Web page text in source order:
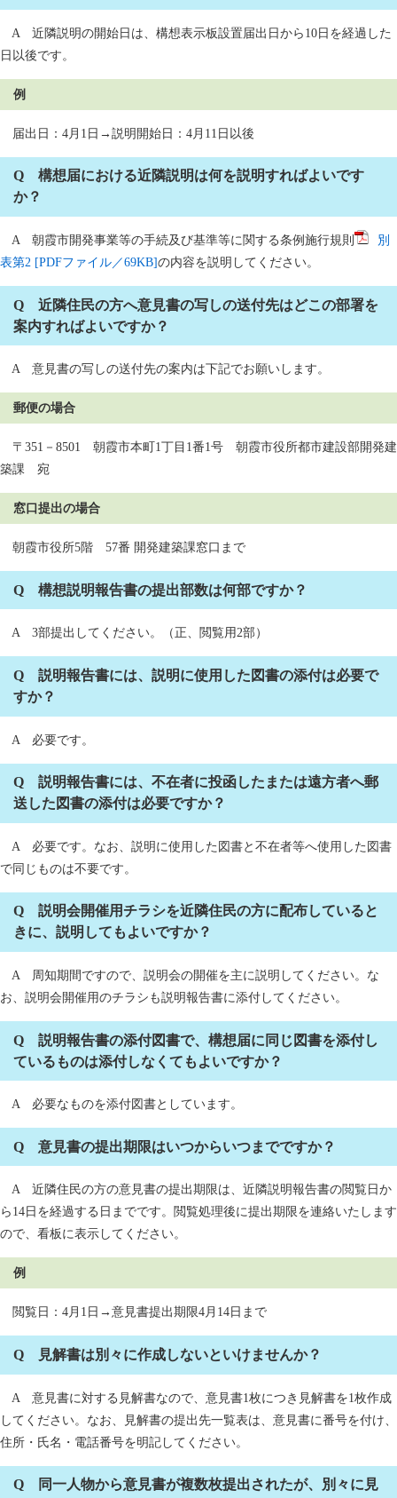
A 近隣説明の開始日は、構想表示板設置届出日から10日を経過した
日以後です。
例
届出日：4月1日→説明開始日：4月11日以後
Q 構想届における近隣説明は何を説明すればよいです
か？
A 朝霞市開発事業等の手続及び基準等に関する条例施行規則
別
表第2 [PDFファイル／69KB]の内容を説明してください。
Q 近隣住民の方へ意見書の写しの送付先はどこの部署を
案内すればよいですか？
A 意見書の写しの送付先の案内は下記でお願いします。
郵便の場合
〒351－8501 朝霞市本町1丁目1番1号 朝霞市役所都市建設部開発建
築課 宛
窓口提出の場合
朝霞市役所5階 57番 開発建築課窓口まで
Q 構想説明報告書の提出部数は何部ですか？
A 3部提出してください。（正、閲覧用2部）
Q 説明報告書には、説明に使用した図書の添付は必要で
すか？
A 必要です。
Q 説明報告書には、不在者に投函したまたは遠方者へ郵
送した図書の添付は必要ですか？
A 必要です。なお、説明に使用した図書と不在者等へ使用した図書
で同じものは不要です。
Q 説明会開催用チラシを近隣住民の方に配布していると
きに、説明してもよいですか？
A 周知期間ですので、説明会の開催を主に説明してください。な
お、説明会開催用のチラシも説明報告書に添付してください。
Q 説明報告書の添付図書で、構想届に同じ図書を添付し
ているものは添付しなくてもよいですか？
A 必要なものを添付図書としています。
Q 意見書の提出期限はいつからいつまでですか？
A 近隣住民の方の意見書の提出期限は、近隣説明報告書の閲覧日か
ら14日を経過する日までです。閲覧処理後に提出期限を連絡いたします
ので、看板に表示してください。
例
閲覧日：4月1日→意見書提出期限4月14日まで
Q 見解書は別々に作成しないといけませんか？
A 意見書に対する見解書なので、意見書1枚につき見解書を1枚作成
してください。なお、見解書の提出先一覧表は、意見書に番号を付け、
住所・氏名・電話番号を明記してください。
Q 同一人物から意見書が複数枚提出されたが、別々に見